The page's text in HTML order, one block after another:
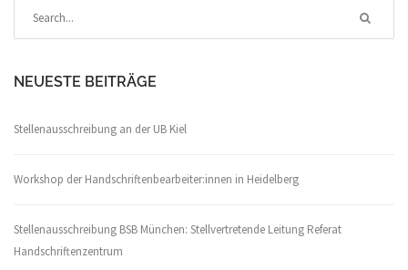
NEUESTE BEITRÄGE
Stellenausschreibung an der UB Kiel
Workshop der Handschriftenbearbeiter:innen in Heidelberg
Stellenausschreibung BSB München: Stellvertretende Leitung Referat
Handschriftenzentrum